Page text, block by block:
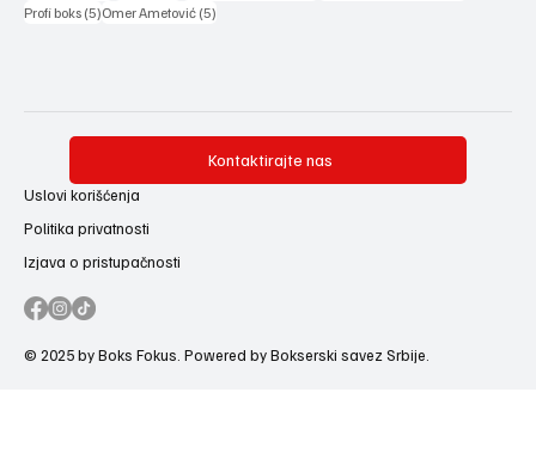
Profi boks (5)5 posts
Omer Ametović (5)
Kontaktirajte nas
Uslovi korišćenja
Politika privatnosti
Izjava o pristupačnosti
© 2025 by Boks Fokus. Powered by Bokserski savez Srbije.